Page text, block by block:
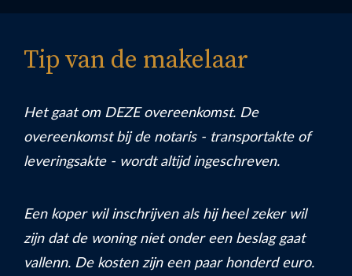
Tip van de makelaar
Het gaat om DEZE overeenkomst. De
overeenkomst bij de notaris - transportakte of
leveringsakte - wordt altijd ingeschreven.
Een koper wil inschrijven als hij heel zeker wil
zijn dat de woning niet onder een beslag gaat
vallenn. De kosten zijn een paar honderd euro.